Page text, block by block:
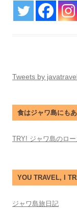
Tweets by
食はジャワ島にも
TRY! ジャワ島のロ
YOU TRAVEL, I
ジャワ島旅日記